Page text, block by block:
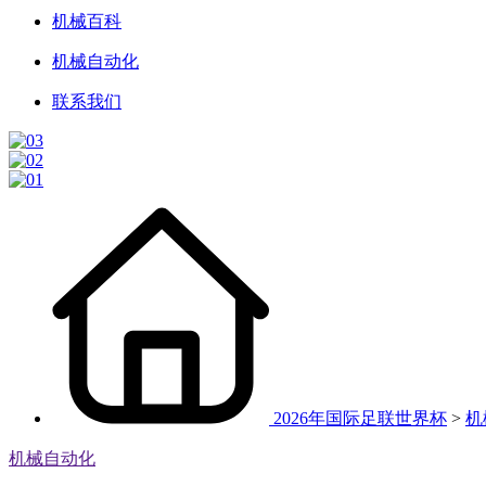
机械百科
机械自动化
联系我们
2026年国际足联世界杯 > 机
机械自动化